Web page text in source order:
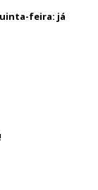
feira: já